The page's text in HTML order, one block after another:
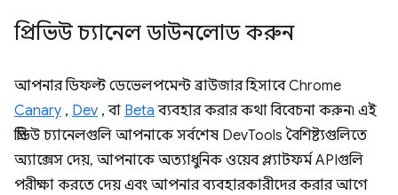
প্রিভিউ চ্যানেল ডাউনলোড করুন
আপনার ডিফল্ট ডেভেলপমেন্ট ব্রাউজার হিসাবে Chrome
Canary , Dev , বা Beta ব্যবহার করার কথা বিবেচনা করুন৷ এই
প্রিভিউ চ্যানেলগুলি আপনাকে সর্বশেষ DevTools বৈশিষ্ট্যগুলিতে
অ্যাক্সেস দেয়, আপনাকে অত্যাধুনিক ওয়েব প্ল্যাটফর্ম APIগুলি
পরীক্ষা করতে দেয় এবং আপনার ব্যবহারকারীদের করার আগে